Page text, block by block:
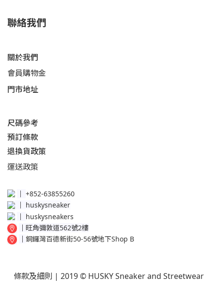
聯絡我們
關於我們
會員購物金
門市地址
尺碼參考
預訂條款
退換貨政策​
運送政策​
│ +852-63855260
huskysneaker
│ huskysneakers
│ 旺角彌敦道562號2樓
│ 銅鑼灣百德新街50-56號地下Shop B
條款及細則 | 2019 © HUSKY Sneaker and Streetwear